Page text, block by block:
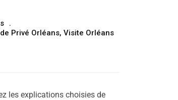
Privé Orléans, Visite Orléans
les explications choisies de